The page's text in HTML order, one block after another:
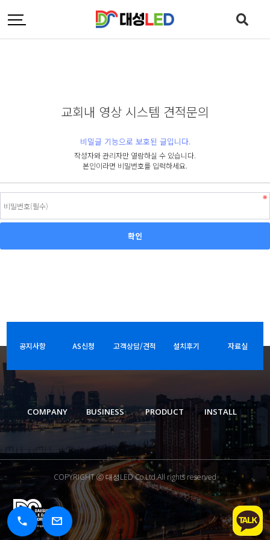
교회내 영상 시스템 견적문의
비밀글 기능으로 보호된 글입니다.
작성자와 관리자만 열람하실 수 있습니다.
본인이라면 비밀번호를 입력하세요.
공지사항 AS신청 고객상담/견적 설치후기 자료실
COMPANY BUSINESS PRODUCT INSTALL
COPYRIGHT ⓒ 대성LED Co.Ltd.All rights reserved